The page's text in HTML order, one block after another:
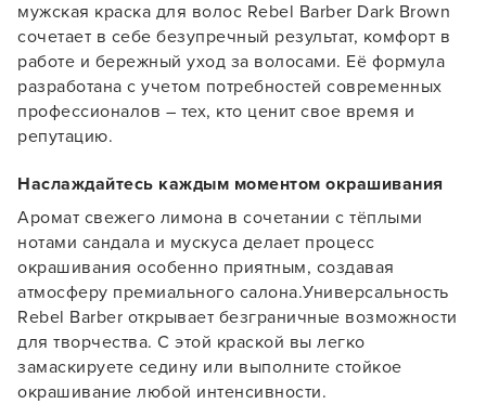
мужская краска для волос Rebel Barber Dark Brown
сочетает в себе безупречный результат, комфорт в
работе и бережный уход за волосами. Её формула
разработана с учетом потребностей современных
профессионалов – тех, кто ценит свое время и
репутацию.
Наслаждайтесь каждым моментом окрашивания
Аромат свежего лимона в сочетании с тёплыми
нотами сандала и мускуса делает процесс
окрашивания особенно приятным, создавая
атмосферу премиального салона.Универсальность
Rebel Barber открывает безграничные возможности
для творчества. С этой краской вы легко
замаскируете седину или выполните стойкое
окрашивание любой интенсивности.